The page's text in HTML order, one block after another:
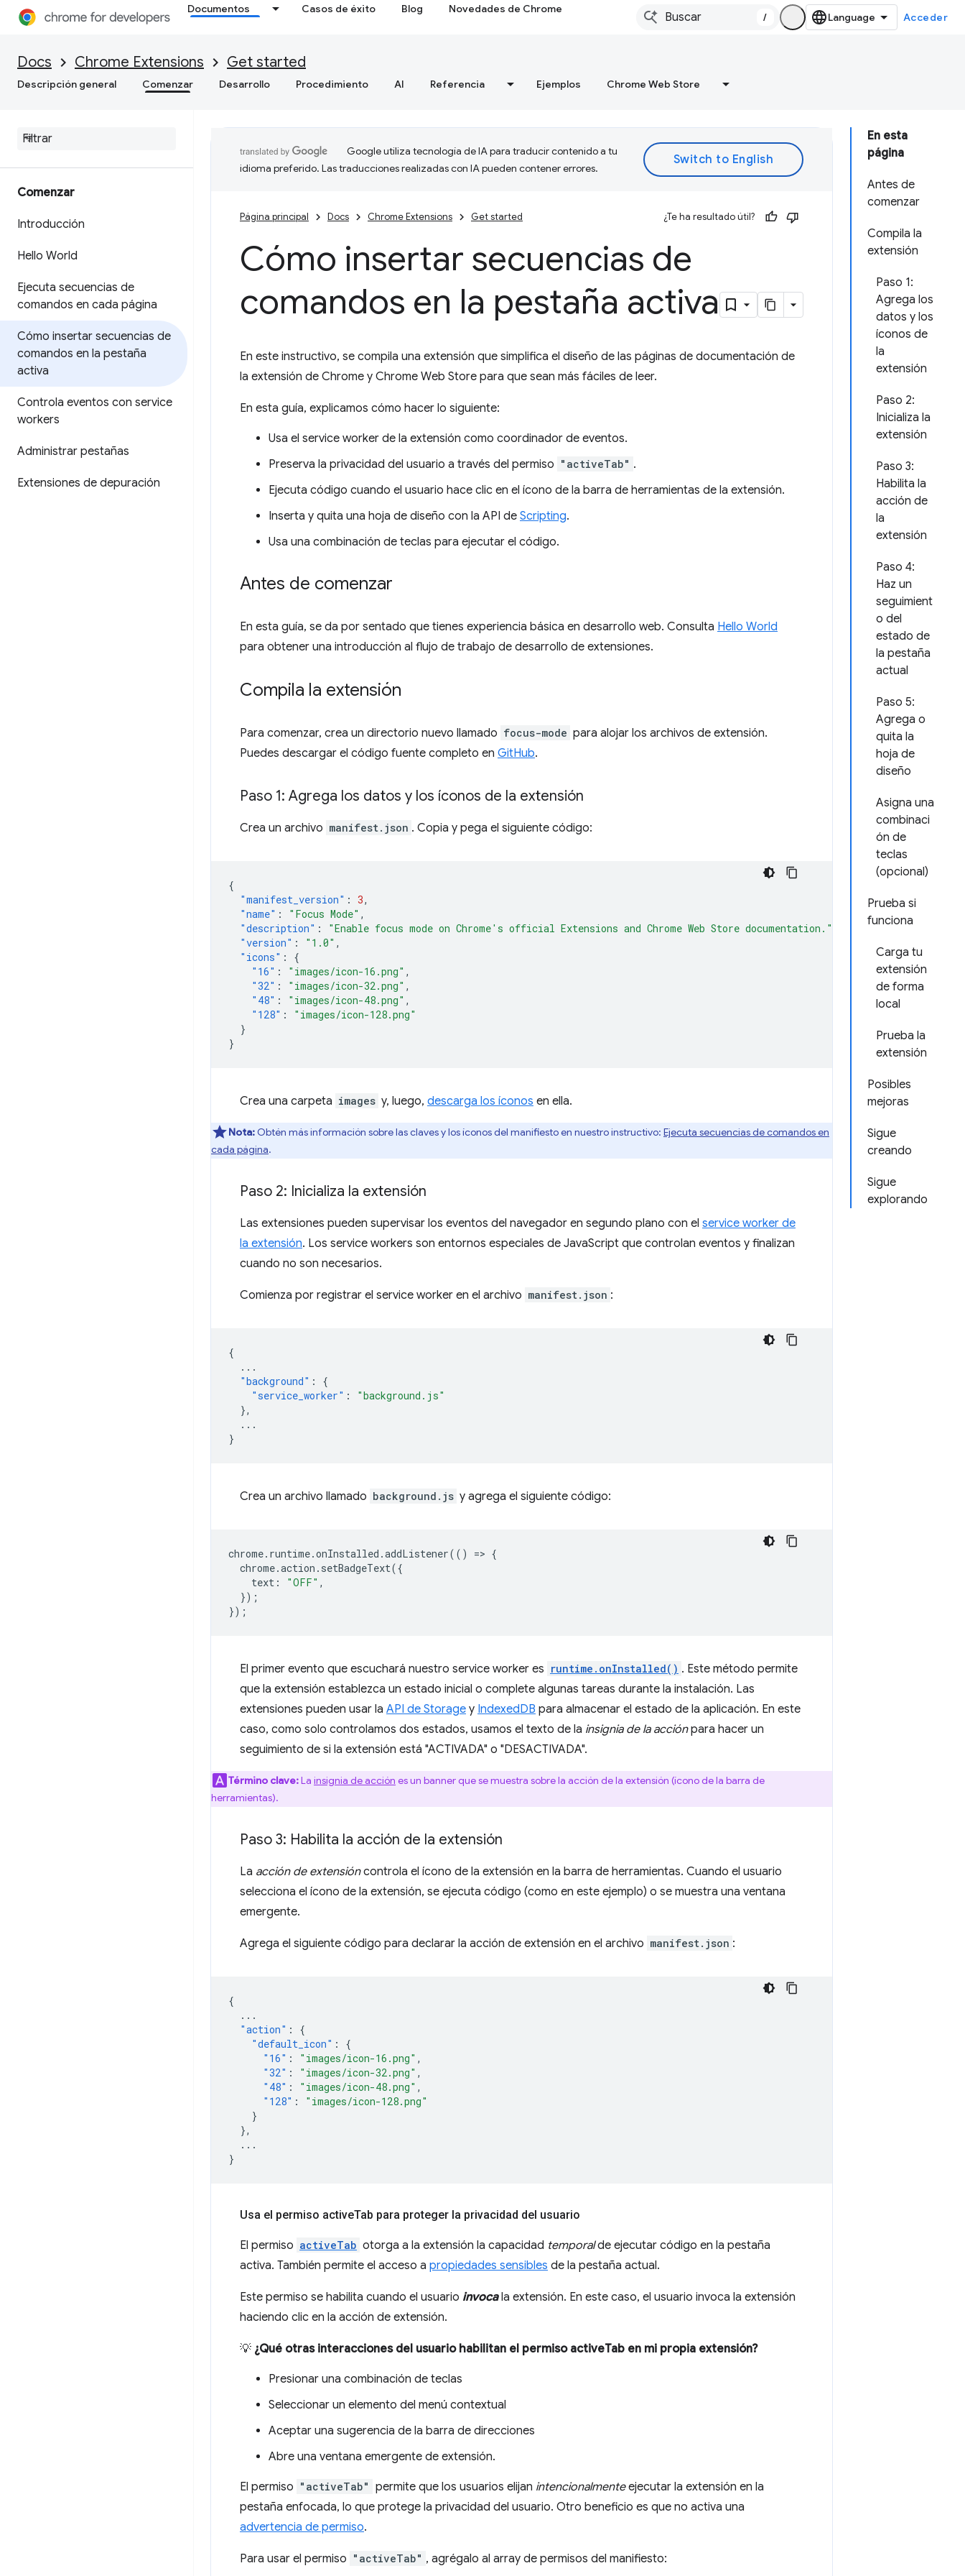
Documentos Casos de éxito Blog Novedades de Chrome
/ Acceder
Docs Chrome Extensions Get started
Descripción general Comenzar Desarrollo Procedimiento AI Referencia Ejemplos Chrome Web Store
Comenzar
Introducción
Hello World
Ejecuta secuencias de
comandos en cada página
Cómo insertar secuencias de
comandos en la pestaña
activa
Controla eventos con service
workers
Administrar pestañas
Extensiones de depuración
En esta
página
Antes de
comenzar
Compila la
extensión
Paso 1:
Agrega los
datos y los
íconos de
la
extensión
Paso 2:
Inicializa la
extensión
Paso 3:
Habilita la
acción de
la
extensión
Paso 4:
Haz un
seguimient
o del
estado de
la pestaña
actual
Paso 5:
Agrega o
quita la
hoja de
diseño
Asigna una
combinaci
ón de
teclas
(opcional)
Prueba si
funciona
Carga tu
extensión
de forma
local
Prueba la
extensión
Posibles
mejoras
Sigue
creando
Sigue
explorando
Google utiliza tecnología de IA para traducir contenido a tu
idioma preferido. Las traducciones realizadas con IA pueden contener errores.
Página principal Docs Chrome Extensions Get started ¿Te ha resultado útil?
Cómo insertar secuencias de
comandos en la pestaña activa
En este instructivo, se compila una extensión que simplifica el diseño de las páginas de documentación de
la extensión de Chrome y Chrome Web Store para que sean más fáciles de leer.
En esta guía, explicamos cómo hacer lo siguiente:
Usa el service worker de la extensión como coordinador de eventos.
Preserva la privacidad del usuario a través del permiso "activeTab" .
Ejecuta código cuando el usuario hace clic en el ícono de la barra de herramientas de la extensión.
Inserta y quita una hoja de diseño con la API de Scripting.
Usa una combinación de teclas para ejecutar el código.
Antes de comenzar
En esta guía, se da por sentado que tienes experiencia básica en desarrollo web. Consulta Hello World
para obtener una introducción al flujo de trabajo de desarrollo de extensiones.
Compila la extensión
Para comenzar, crea un directorio nuevo llamado focus-mode para alojar los archivos de extensión.
Puedes descargar el código fuente completo en GitHub.
Paso 1: Agrega los datos y los íconos de la extensión
Crea un archivo manifest.json . Copia y pega el siguiente código:
{
"manifest_version" : 3,
"name" : "Focus Mode" ,
"description" : "Enable focus mode on Chrome's official Extensions and Chrome Web Store documentation."
"version" : "1.0" ,
"icons" :
{
"16" : "images/icon-16.png" ,
"32" : "images/icon-32.png" ,
"48" : "images/icon-48.png" ,
"128" :
"images/icon-128.png"
}
}
Crea una carpeta images y, luego, descarga los íconos en ella.
Nota: Obtén más información sobre las claves y los íconos del manifiesto en nuestro instructivo: Ejecuta secuencias de comandos en
cada página.
Paso 2: Inicializa la extensión
Las extensiones pueden supervisar los eventos del navegador en segundo plano con el service worker de
la extensión. Los service workers son entornos especiales de JavaScript que controlan eventos y finalizan
cuando no son necesarios.
Comienza por registrar el service worker en el archivo manifest.json :
{
...
"background" :
{
"service_worker" :
"background.js"
},
...
}
Crea un archivo llamado background.js y agrega el siguiente código:
chrome. runtime.onInstalled .addListener(() => {
chrome.action . setBadgeText({
text : "OFF" ,
});
});
El primer evento que escuchará nuestro service worker es runtime.onInstalled() . Este método permite
que la extensión establezca un estado inicial o complete algunas tareas durante la instalación. Las
extensiones pueden usar la API de Storage y IndexedDB para almacenar el estado de la aplicación. En este
caso, como solo controlamos dos estados, usamos el texto de la insignia de la acciónpara hacer un
seguimiento de si la extensión está "ACTIVADA" o "DESACTIVADA".
Término clave:La insignia de acción es un banner que se muestra sobre la acción de la extensión (ícono de la barra de
herramientas).
Paso 3: Habilita la acción de la extensión
La acción de extensióncontrola el ícono de la extensión en la barra de herramientas. Cuando el usuario
selecciona el ícono de la extensión, se ejecuta código (como en este ejemplo) o se muestra una ventana
emergente.
Agrega el siguiente código para declarar la acción de extensión en el archivo manifest.json :
{
...
"action" :
{
"default_icon" :
{
"16" : "images/icon-16.png" ,
"32" : "images/icon-32.png" ,
"48" : "images/icon-48.png" ,
"128" :
"images/icon-128.png"
}
},
...
}
Usa el permiso activeTab para proteger la privacidad del usuario
El permiso activeTab otorga a la extensión la capacidad temporalde ejecutar código en la pestaña
activa. También permite el acceso a propiedades sensibles de la pestaña actual.
Este permiso se habilita cuando el usuario invocala extensión. En este caso, el usuario invoca la extensión
haciendo clic en la acción de extensión.
💡 ¿Qué otras interacciones del usuario habilitan el permiso activeTab en mi propia extensión?
Presionar una combinación de teclas
Seleccionar un elemento del menú contextual
Aceptar una sugerencia de la barra de direcciones
Abre una ventana emergente de extensión.
El permiso "activeTab" permite que los usuarios elijan intencionalmenteejecutar la extensión en la
pestaña enfocada, lo que protege la privacidad del usuario. Otro beneficio es que no activa una
advertencia de permiso.
Para usar el permiso "activeTab" , agrégalo al array de permisos del manifiesto: